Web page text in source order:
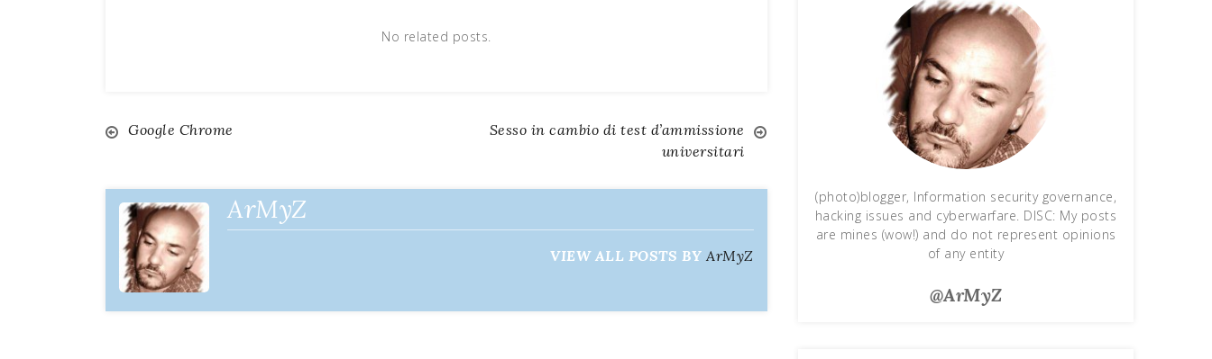
No related posts.
Navigazione
articoli
Google Chrome
Sesso in cambio di test d’ammissione
universitari
ArMyZ
VIEW ALL POSTS BYArMyZ
(photo)blogger, Information security governance,
hacking issues and cyberwarfare. DISC: My posts
are mines (wow!) and do not represent opinions
of any entity
@ArMyZ